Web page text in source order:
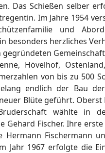
Das Schießen selber
Im Jahre 1954
und
besonders herzliches
Hövelhof,
von bis zu 500
endlich der Bau
Blüte geführt. Oberst
wählte in
Gehard Fischer. Ihre
Fischermann
Jahr 1967 erfolgte die